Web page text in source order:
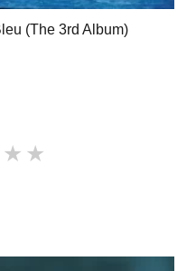
(The 3rd Album)